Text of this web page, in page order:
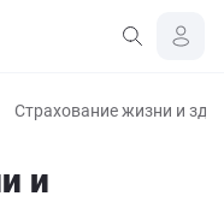
Страхование жизни и
и